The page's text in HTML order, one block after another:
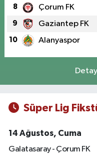
8 Çorum FK
9 Gaziantep FK
10 Alanyaspor
Süper Lig
14 Ağustos, Cuma
Galatasaray - Çorum FK